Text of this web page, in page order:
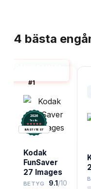
4 bästa
#1
2026
Testix.
BÄST I TEST
Kodak
FunSaver
27 Images
BETYG 9.1/10